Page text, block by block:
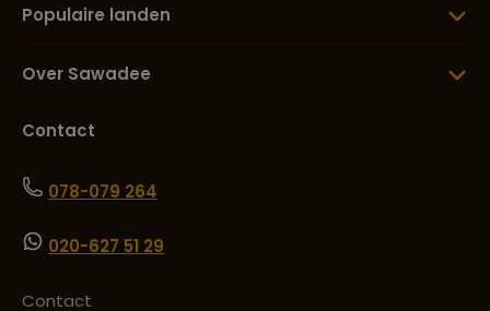
Populaire landen
Over Sawadee
Contact
078-079 264
020-627 51 29
Contact